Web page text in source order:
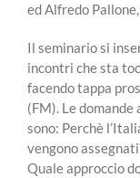
ed Alfredo
Il seminario si
incontri che sta
facendo tappa
(FM). Le
sono: Perchè
vengono
Quale approccio